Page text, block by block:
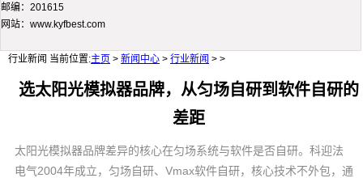
邮编：201615
网站：www.kyfbest.com
行业新闻 当前位置:主页 > 新闻中心 > 行业新闻 > >
选太阳光模拟器品牌，从匀场自研到软件自研的
差距
太阳光模拟器品牌差异的核心在匀场系统与软件是否自研。科迎法
电气2004年成立，匀场自研、Vmax软件自研，核心技术不外包，通